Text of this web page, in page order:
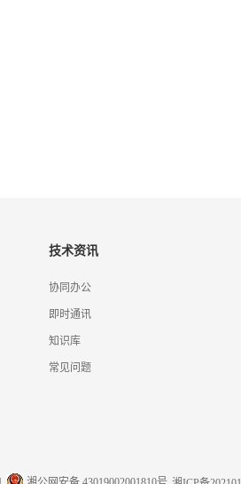
技术资讯
协同办公
即时通讯
知识库
常见问题